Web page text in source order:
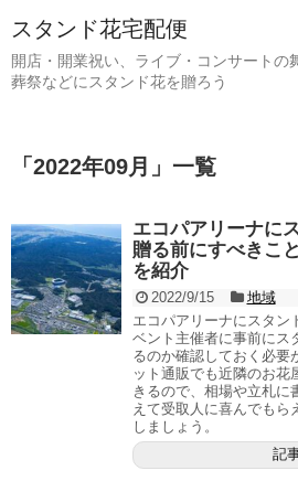
スタンド花宅配便
開店・開業祝い、ライブ・コンサートの
葬祭などにスタンド花を贈ろう
「 2022年09月 」 一覧
エコパアリーナに
贈る前にすべきこ
を紹介
2022/9/15
地域
エコパアリーナにスタン
ベント主催者に事前にス
るのか確認しておく必要
ット通販でも近隣のお花
きるので、相場や立札に
えて受取人に喜んでもら
しましょう。
記